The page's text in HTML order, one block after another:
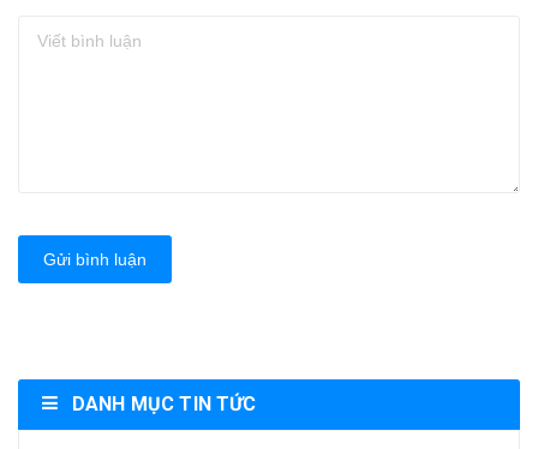
Gửi bình luận
DANH MỤC TIN TỨC